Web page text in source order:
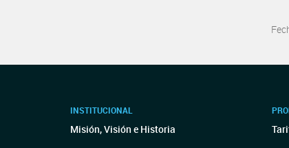
INSTITUCIONAL
Misión, Visión e Historia